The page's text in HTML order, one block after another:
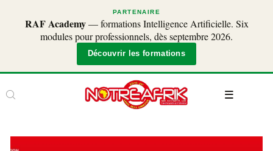
PARTENAIRE
RAF Academy— formations Intelligence Artificielle. Six
modules pour professionnels, dès septembre 2026.
Découvrir les formations